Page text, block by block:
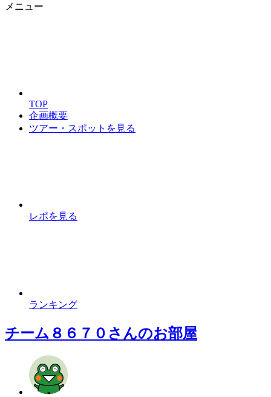
メニュー
TOP
企画概要
ツアー・スポットを見る
レポを見る
ランキング
チーム８６７０さんのお部屋